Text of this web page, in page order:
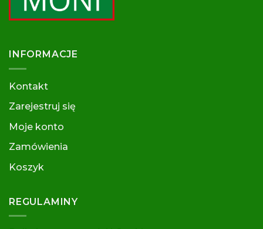
wybrać
na
INFORMACJE
Kontakt
Zarejestruj się
Moje konto
Zamówienia
Koszyk
REGULAMINY